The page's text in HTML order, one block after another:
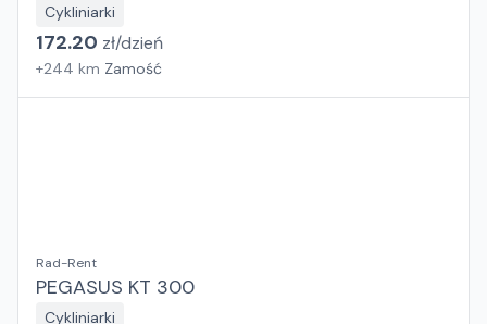
Cykliniarki
172.20 zł/dzień
+244 km Zamość
Rad-Rent
PEGASUS KT 300
Cykliniarki